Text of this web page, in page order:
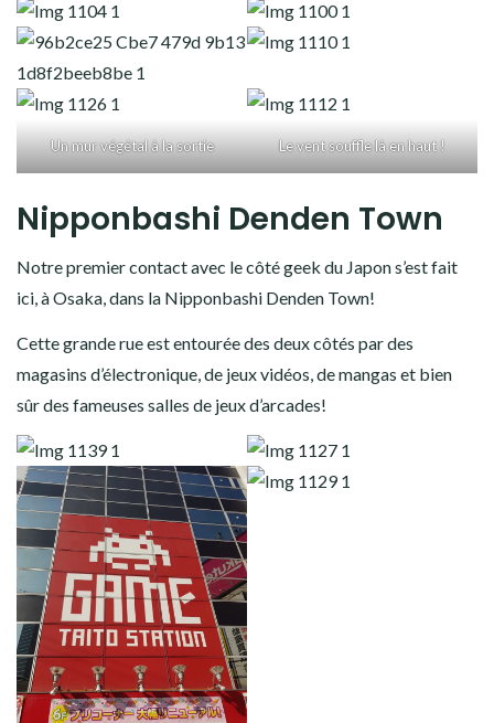
Un mur végétal à la sortie Le vent souffle là en haut !
Nipponbashi Denden Town
Notre premier contact avec le côté geek du Japon s’est fait
ici, à Osaka, dans la Nipponbashi Denden Town!
Cette grande rue est entourée des deux côtés par des
magasins d’électronique, de jeux vidéos, de mangas et bien
sûr des fameuses salles de jeux d’arcades!